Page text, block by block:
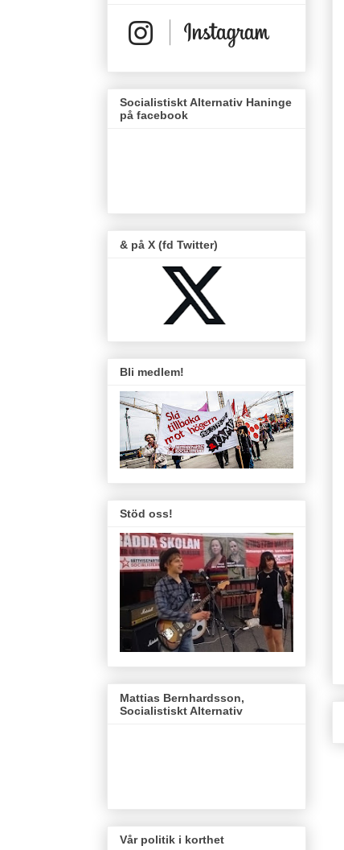
Socialistiskt Alternativ Haninge
på facebook
& på X (fd Twitter)
Bli medlem!
Stöd oss!
Mattias Bernhardsson,
Socialistiskt Alternativ
Vår politik i korthet